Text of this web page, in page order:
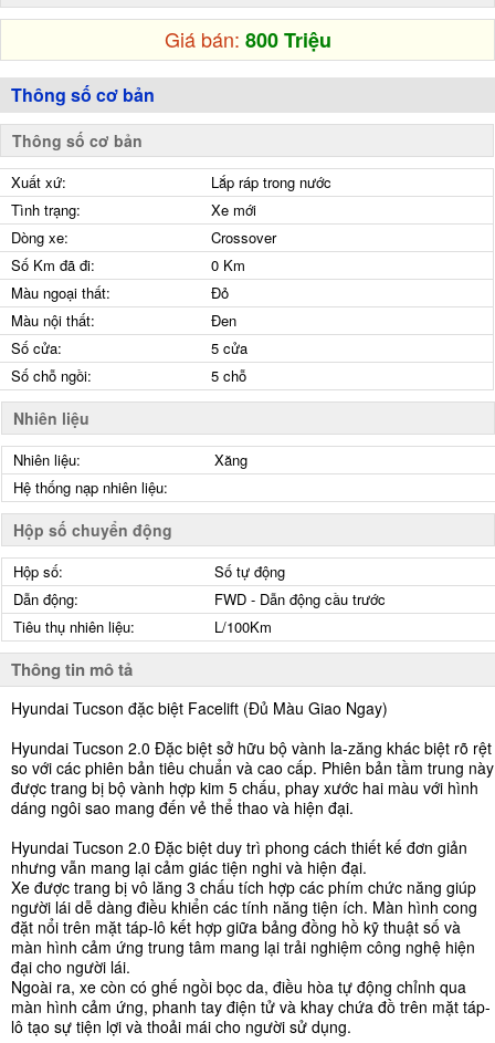
Giá bán: 800 Triệu
Thông số cơ bản
Thông số cơ bản
Xuất xứ:
Lắp ráp trong nước
Tình trạng:
Xe mới
Dòng xe:
Crossover
Số Km đã đi:
0 Km
Màu ngoại thất:
Đỏ
Màu nội thất:
Đen
Số cửa:
5 cửa
Số chỗ ngồi:
5 chỗ
Nhiên liệu
Nhiên liệu:
Xăng
Hệ thống nạp nhiên liệu:
Hộp số chuyển động
Hộp số:
Số tự động
Dẫn động:
FWD - Dẫn động cầu trước
Tiêu thụ nhiên liệu:
L/100Km
Thông tin mô tả
Hyundai Tucson đặc biệt Facelift (Đủ Màu Giao Ngay)
Hyundai Tucson 2.0 Đặc biệt sở hữu bộ vành la-zăng khác biệt rõ rệt
so với các phiên bản tiêu chuẩn và cao cấp. Phiên bản tầm trung này
được trang bị bộ vành hợp kim 5 chấu, phay xước hai màu với hình
dáng ngôi sao mang đến vẻ thể thao và hiện đại.
Hyundai Tucson 2.0 Đặc biệt duy trì phong cách thiết kế đơn giản
nhưng vẫn mang lại cảm giác tiện nghi và hiện đại.
Xe được trang bị vô lăng 3 chấu tích hợp các phím chức năng giúp
người lái dễ dàng điều khiển các tính năng tiện ích. Màn hình cong
đặt nổi trên mặt táp-lô kết hợp giữa bảng đồng hồ kỹ thuật số và
màn hình cảm ứng trung tâm mang lại trải nghiệm công nghệ hiện
đại cho người lái.
Ngoài ra, xe còn có ghế ngồi bọc da, điều hòa tự động chỉnh qua
màn hình cảm ứng, phanh tay điện tử và khay chứa đồ trên mặt táp-
lô tạo sự tiện lợi và thoải mái cho người sử dụng.